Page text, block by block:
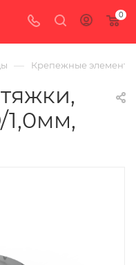
0
— Крепежные
1,0мм,